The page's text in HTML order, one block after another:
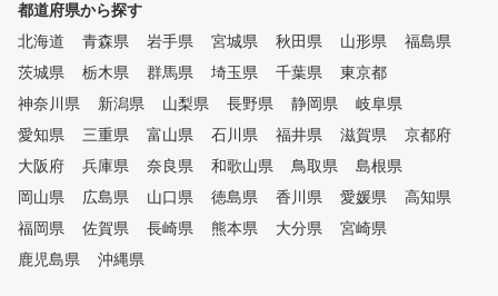
せて、飽きずに練習して
けます。
都道府県から探す
北海道
青森県 岩手県 宮城県 秋田県 山形県
福島県
茨城県
栃木県 群馬県 埼玉県 千葉県
東京都
神奈川県
新潟県 山梨県 長野県 静岡県
岐阜県
愛知県
三重県 富山県 石川県 福井県 滋賀県
京都府
大阪府
兵庫県 奈良県 和歌山県 鳥取県
島根県
岡山県
広島県 山口県 徳島県 香川県 愛媛県
高知県
福岡県
佐賀県 長崎県 熊本県 大分県
宮崎県
鹿児島県
沖縄県